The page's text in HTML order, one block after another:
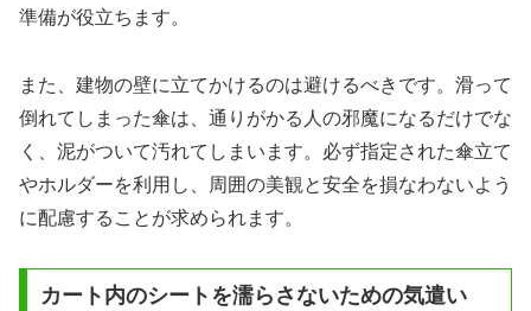
準備が役立ちます。
また、建物の壁に立てかけるのは避けるべきです。滑って
倒れてしまった傘は、通りがかる人の邪魔になるだけでな
く、泥がついて汚れてしまいます。必ず指定された傘立て
やホルダーを利用し、周囲の美観と安全を損なわないよう
に配慮することが求められます。
カート内のシートを濡らさないための気遣い